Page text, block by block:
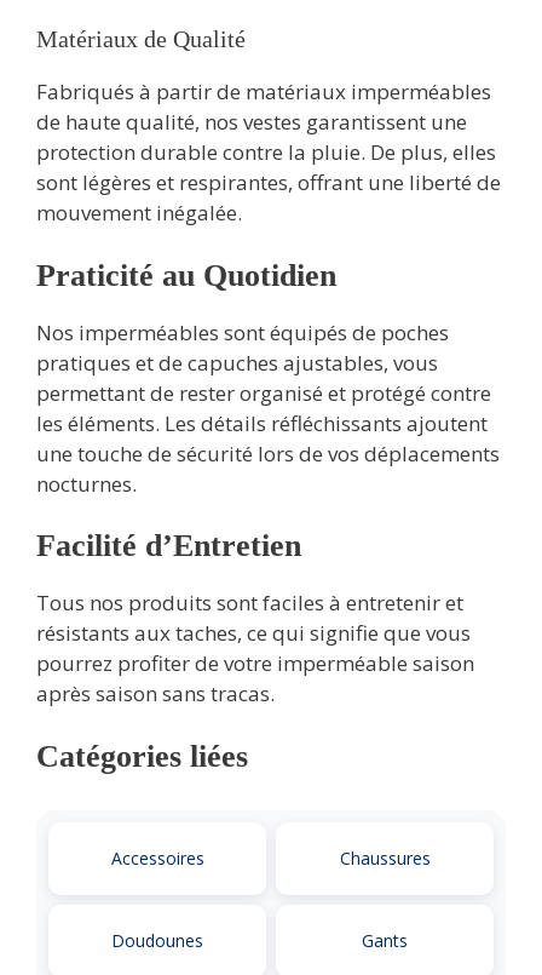
Matériaux de Qualité
Fabriqués à partir de matériaux imperméables
de haute qualité, nos vestes garantissent une
protection durable contre la pluie. De plus, elles
sont légères et respirantes, offrant une liberté de
mouvement inégalée.
Praticité au Quotidien
Nos imperméables sont équipés de poches
pratiques et de capuches ajustables, vous
permettant de rester organisé et protégé contre
les éléments. Les détails réfléchissants ajoutent
une touche de sécurité lors de vos déplacements
nocturnes.
Facilité d’Entretien
Tous nos produits sont faciles à entretenir et
résistants aux taches, ce qui signifie que vous
pourrez profiter de votre imperméable saison
après saison sans tracas.
Catégories liées
Accessoires Chaussures
Doudounes Gants